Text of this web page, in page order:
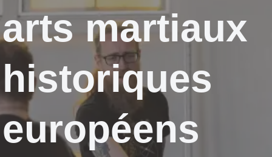
arts martiaux
historiques
européens